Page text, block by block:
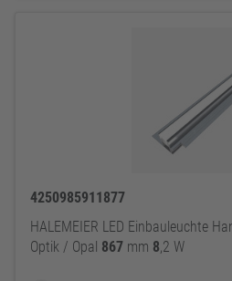
4250985911877
HALEMEIER LED Einbauleuchte
Optik / Opal 867 mm 8,2 W